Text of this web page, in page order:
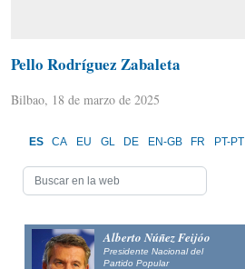
Pello Rodríguez Zabaleta
Bilbao, 18 de marzo de 2025
ES CA EU GL DE EN-GB FR PT-PT
Alberto Núñez Feijóo
Presidente Nacional del
Partido Popular